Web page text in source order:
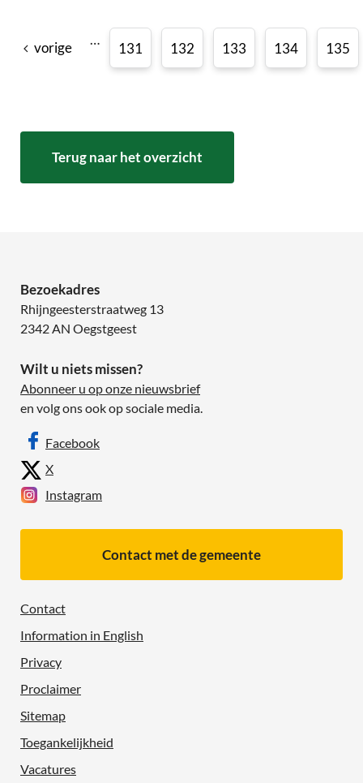
vorige …
131 132 133 134 135
Terug naar het overzicht
Bezoekadres
Rhijngeesterstraatweg 13
2342 AN Oegstgeest
Wilt u niets missen?
Abonneer u op onze nieuwsbrief
en volg ons ook op sociale media.
Facebook
X
Instagram
Contact met de gemeente
Contact
Information in English
Privacy
Proclaimer
Sitemap
Toegankelijkheid
Vacatures